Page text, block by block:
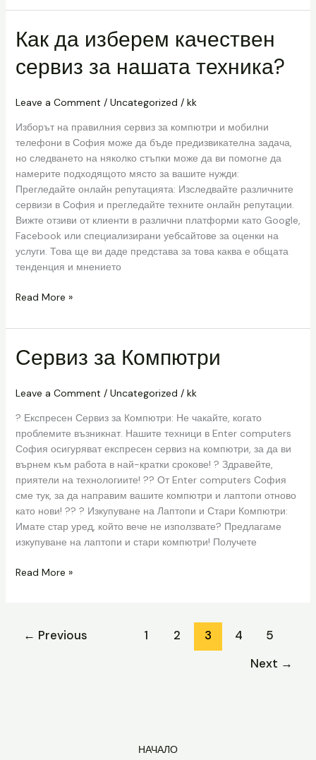
Как да изберем качествен
сервиз за нашата техника?
Leave a Comment / Uncategorized / kk
Изборът на правилния сервиз за компютри и мобилни
телефони в София може да бъде предизвикателна задача,
но следването на няколко стъпки може да ви помогне да
намерите подходящото място за вашите нужди:
Прегледайте онлайн репутацията: Изследвайте различните
сервизи в София и прегледайте техните онлайн репутации.
Вижте отзиви от клиенти в различни платформи като Google,
Facebook или специализирани уебсайтове за оценки на
услуги. Това ще ви даде представа за това каква е общата
тенденция и мнението
Как
да
изберем
качествен
нашата
техника?
Read More »
Сервиз за Компютри
Leave a Comment / Uncategorized / kk
? Експресен Сервиз за Компютри: Не чакайте, когато
проблемите възникнат. Нашите техници в Enter computers
София осигуряват експресен сервиз на компютри, за да ви
върнем към работа в най-кратки срокове! ? Здравейте,
приятели на технологиите! ?? От Enter computers София
сме тук, за да направим вашите компютри и лаптопи отново
като нови! ?? ? Изкупуване на Лаптопи и Стари Компютри:
Имате стар уред, който вече не използвате? Предлагаме
изкупуване на лаптопи и стари компютри! Получете
Сервиз
за
Read More »
← Previous 1 2 3 4
5
Next →
НАЧАЛО